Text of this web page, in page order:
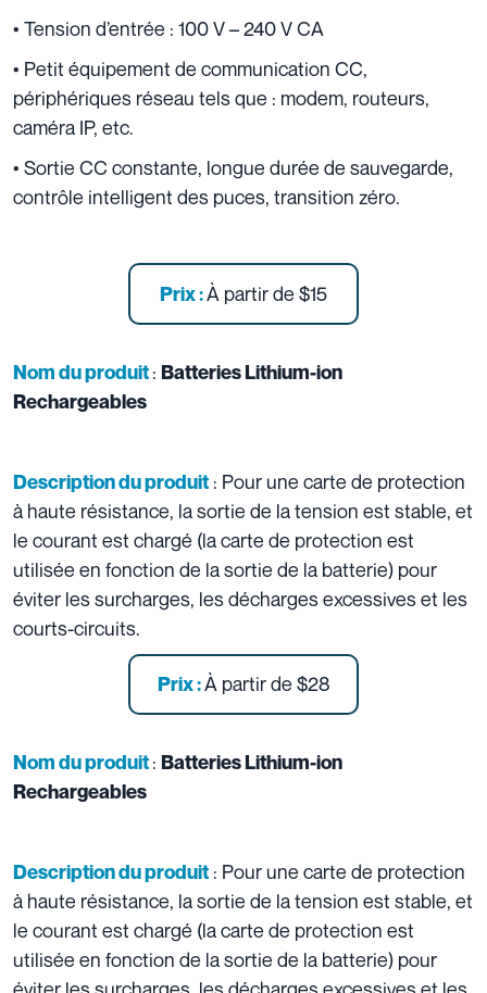
• Tension d’entrée : 100 V – 240 V CA
• Petit équipement de communication CC,
périphériques réseau tels que : modem, routeurs,
caméra IP, etc.
• Sortie CC constante, longue durée de sauvegarde,
contrôle intelligent des puces, transition zéro.
Prix :À partir de $15
Nom du produit: Batteries Lithium-ion
Rechargeables
Description du produit : Pour une carte de protection
à haute résistance, la sortie de la tension est stable, et
le courant est chargé (la carte de protection est
utilisée en fonction de la sortie de la batterie) pour
éviter les surcharges, les décharges excessives et les
courts-circuits.
Prix :À partir de $28
Nom du produit: Batteries Lithium-ion
Rechargeables
Description du produit : Pour une carte de protection
à haute résistance, la sortie de la tension est stable, et
le courant est chargé (la carte de protection est
utilisée en fonction de la sortie de la batterie) pour